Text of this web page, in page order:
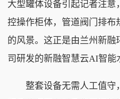
大型罐体设备引起记者注
控操作柜体，管道阀门排布
的风景。这正是由兰州新融
司研发的新融智慧云AI智能
整套设备无需人工值守